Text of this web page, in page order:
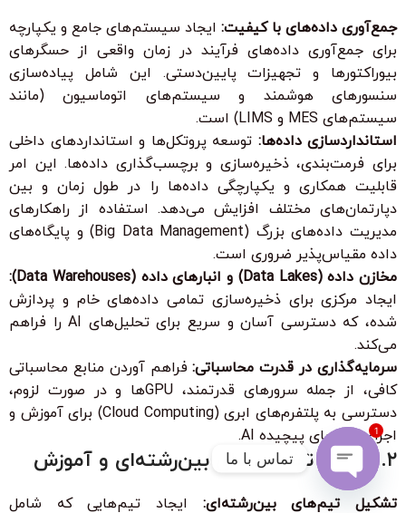
جمع‌آوری داده‌های با کیفیت: ایجاد سیستم‌های جامع و یکپارچه
برای جمع‌آوری داده‌های فرآیند در زمان واقعی از حسگرهای
بیوراکتورها و تجهیزات پایین‌دستی. این شامل پیاده‌سازی
سنسورهای هوشمند و سیستم‌های اتوماسیون (مانند
سیستم‌های MES و LIMS) است.
استانداردسازی داده‌ها: توسعه پروتکل‌ها و استانداردهای داخلی
برای فرمت‌بندی، ذخیره‌سازی و برچسب‌گذاری داده‌ها. این امر
قابلیت همکاری و یکپارچگی داده‌ها را در طول زمان و بین
دپارتمان‌های مختلف افزایش می‌دهد. استفاده از راهکارهای
مدیریت داده‌های بزرگ (Big Data Management) و پایگاه‌های
داده مقیاس‌پذیر ضروری است.
مخازن داده (Data Lakes) و انبارهای داده (Data Warehouses):
ایجاد مرکزی برای ذخیره‌سازی تمامی داده‌های خام و پردازش
شده، که دسترسی آسان و سریع برای تحلیل‌های AI را فراهم
می‌کند.
سرمایه‌گذاری در قدرت محاسباتی:فراهم آوردن منابع محاسباتی
کافی، از جمله سرورهای قدرتمند، GPUها و در صورت لزوم،
دسترسی به پلتفرم‌های ابری (Cloud Computing) برای آموزش و
اجرای مدل‌های پیچیده AI.
۲. پرورش تخصص‌های بین‌رشته‌ای و آموزش
تشکیل تیم‌های بین‌رشته‌ای: ایجاد تیم‌هایی که شامل
تماس با ما
Open
1